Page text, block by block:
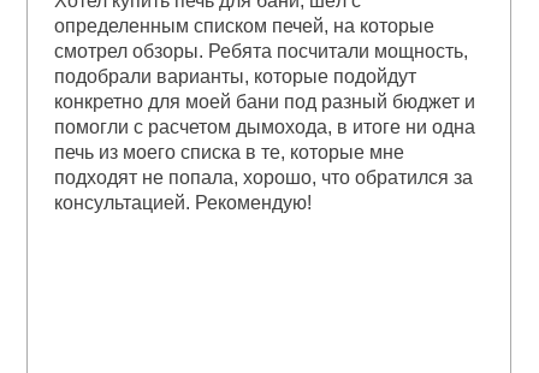
определенным списком печей, на которые
смотрел обзоры. Ребята посчитали мощность,
подобрали варианты, которые подойдут
конкретно для моей бани под разный бюджет и
помогли с расчетом дымохода, в итоге ни одна
печь из моего списка в те, которые мне
подходят не попала, хорошо, что обратился за
консультацией. Рекомендую!